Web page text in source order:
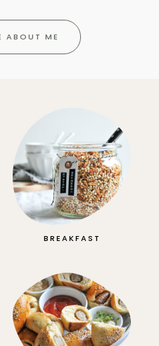
ABOUT ME
BREAKFAST